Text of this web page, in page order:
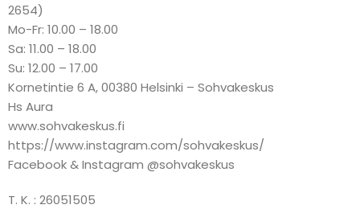
2654)
Mo-Fr: 10.00 – 18.00
Sa: 11.00 – 18.00
Su: 12.00 – 17.00
Kornetintie 6 A, 00380 Helsinki – Sohvakeskus
Hs Aura
www.sohvakeskus.fi
https://www.instagram.com/sohvakeskus/
Facebook & Instagram @sohvakeskus
T. K. : 26051505